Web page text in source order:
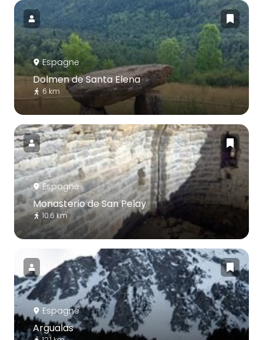
Espagne
Dolmen de Santa Elena
6 km
Espagne
Monasterio de San Pelay
10.6 km
Espagne
Argualas